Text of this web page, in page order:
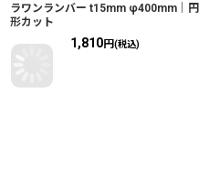
ラワンランバー t15mm φ400mm｜円
形カット
1,810円(税込)